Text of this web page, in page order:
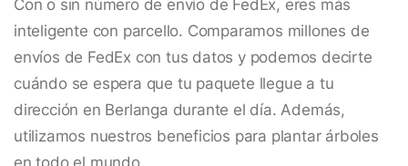
Con o sin número de envío de FedEx, eres más
inteligente con parcello. Comparamos millones de
envíos de FedEx con tus datos y podemos decirte
cuándo se espera que tu paquete llegue a tu
dirección en Berlanga durante el día. Además,
utilizamos nuestros beneficios para plantar árboles